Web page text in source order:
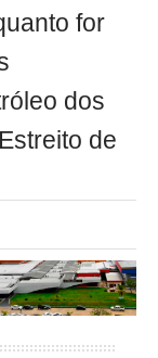
for
dos
de